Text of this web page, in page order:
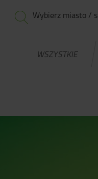
Wybierz miasto /
WSZYSTKIE